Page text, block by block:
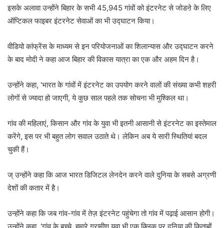
इसके अलावा उन्होंने बिहार के सभी 45,945 गांवों को इंटरनेट से जोडऩे के लिए
ऑप्टिकल फाइबर इंटरनेट सेवाओं का भी उद्घाटन किया।
वीडियो कांफ्रेंस के माध्यम से इन परियोजनाओं का शिलान्यास और उद्घाटन करने
के बाद मोदी ने कहा आज बिहार की विकास यात्रा का एक और अहम दिन है।
उन्होंने कहा, ‘भारत के गांवों में इंटरनेट का उपयोग करने वालों की संख्या कभी शहरी
लोगों से ज्यादा हो जाएगी, ये कुछ साल पहले तक सोचना भी मुश्किल था।
गांव की महिलाएं, किसान और गांव के युवा भी इतनी आसानी से इंटरनेट का इस्तेमाल
करेंगे, इस पर भी बहुत लोग सवाल उठाते थे। लेकिन अब ये सारी स्थितियां बदल
चुकी हैं।
ज् उन्होंने कहा कि आज भारत डिजिटल लेनदेन करने वाले दुनिया के सबसे अग्रणी
देशों की कतार में है।
उन्होंने कहा कि जब गांव-गांव में तेज़ इंटरनेट पहुंचेगा तो गांव में पढ़ाई आसान होगी।